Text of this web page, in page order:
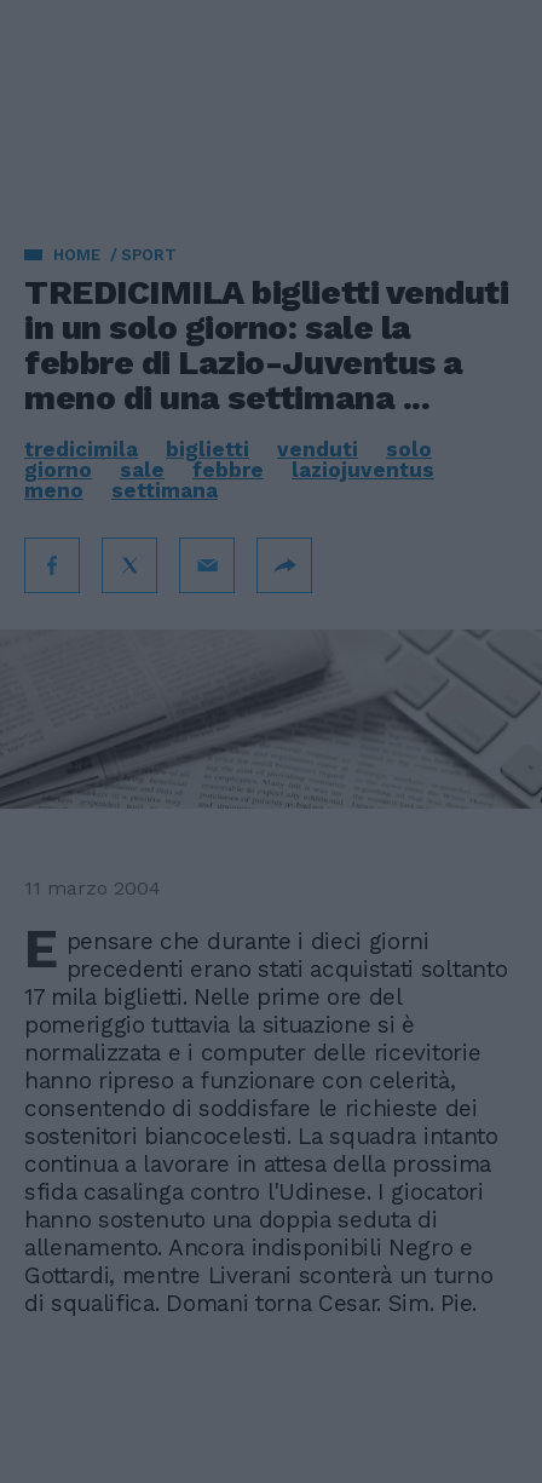
HOME SPORT
TREDICIMILA biglietti venduti
in un solo giorno: sale la
febbre di Lazio-Juventus a
meno di una settimana ...
tredicimila biglietti venduti
solo
giorno
sale febbre
laziojuventus
meno
settimana
11 marzo 2004
E pensare che durante i dieci giorni
precedenti erano stati acquistati soltanto
17 mila biglietti. Nelle prime ore del
pomeriggio tuttavia la situazione si è
normalizzata e i computer delle ricevitorie
hanno ripreso a funzionare con celerità,
consentendo di soddisfare le richieste dei
sostenitori biancocelesti. La squadra intanto
continua a lavorare in attesa della prossima
sfida casalinga contro l'Udinese. I giocatori
hanno sostenuto una doppia seduta di
allenamento. Ancora indisponibili Negro e
Gottardi, mentre Liverani sconterà un turno
di squalifica. Domani torna Cesar. Sim. Pie.